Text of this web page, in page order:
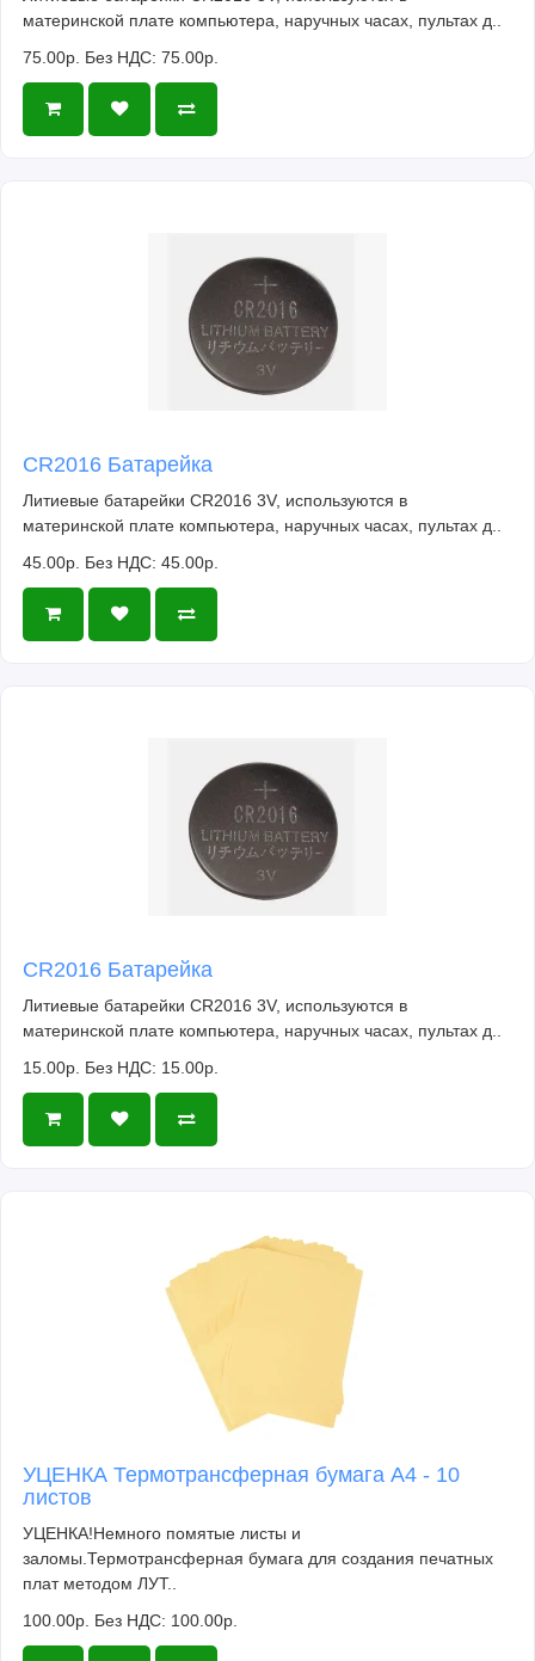
материнской плате компьютера, наручных часах, пультах д..
75.00р. Без НДС: 75.00р.
CR2016 Батарейка
Литиевые батарейки CR2016 3V, используются в
материнской плате компьютера, наручных часах, пультах д..
45.00р. Без НДС: 45.00р.
CR2016 Батарейка
Литиевые батарейки CR2016 3V, используются в
материнской плате компьютера, наручных часах, пультах д..
15.00р. Без НДС: 15.00р.
УЦЕНКА Термотрансферная бумага А4 - 10
листов
УЦЕНКА!Немного помятые листы и
заломы.Термотрансферная бумага для создания печатных
плат методом ЛУТ..
100.00р. Без НДС: 100.00р.